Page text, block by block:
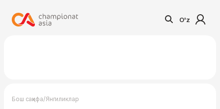
O'z
Бош саҳифа/Янгиликлар